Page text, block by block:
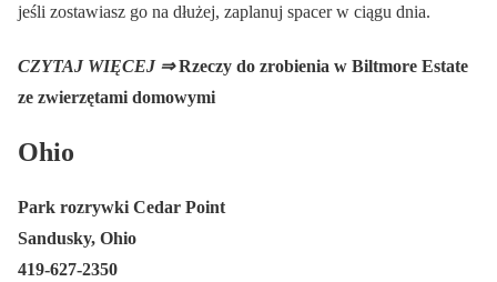
jeśli zostawiasz go na dłużej, zaplanuj spacer w ciągu dnia.
CZYTAJ WIĘCEJ ⇒Rzeczy do zrobienia w Biltmore Estate
ze zwierzętami domowymi
Ohio
Park rozrywki Cedar Point
Sandusky, Ohio
419-627-2350